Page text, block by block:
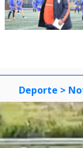
Deporte >